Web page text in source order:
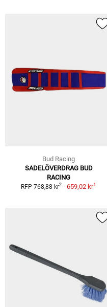
Bud Racing
SADELÖVERDRAG BUD
RACING
RFP 768,88 kr2 659,02 kr1